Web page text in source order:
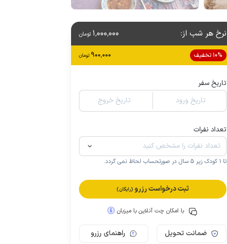
نرخ هر شب از: 1٬000٬000 تومان
10% تخفیف 900٬000 تومان
تاریخ سفر
تاریخ ورود
تاریخ خروج
تعداد نفرات
تا 1 کودک زیر 5 سال در صورتحساب لحاظ نمی گردد.
ثبت درخواست رزرو (رایگان)
با امکان چت آنلاین با میزبان
ضمانت تحویل راهنمای رزرو